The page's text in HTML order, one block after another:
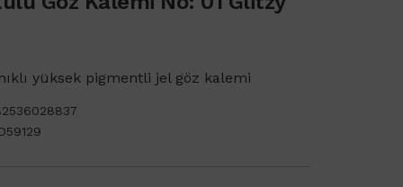
yüksek pigmentli jel göz kalemi
D59129